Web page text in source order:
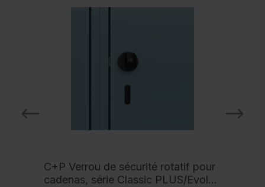
C+P Verrou de sécurité rotatif pour
cadenas, série Classic PLUS/Evolo